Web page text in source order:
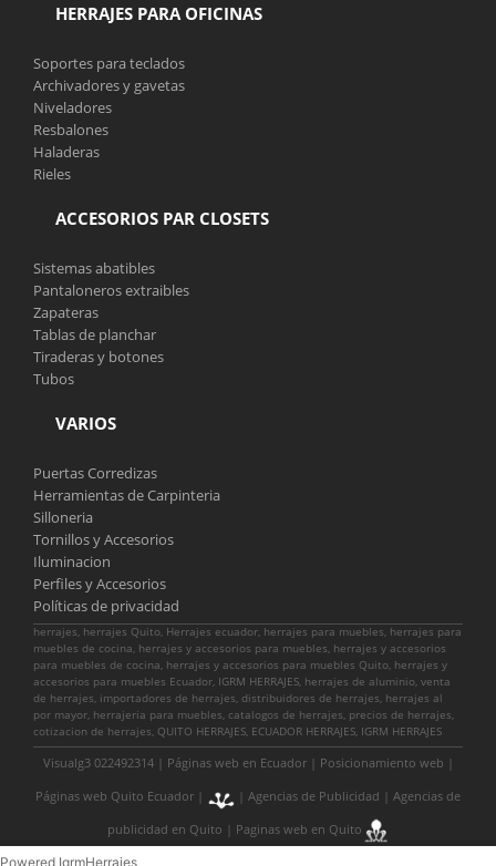
HERRAJES PARA OFICINAS
Soportes para teclados
Archivadores y gavetas
Niveladores
Resbalones
Haladeras
Rieles
ACCESORIOS PAR CLOSETS
Sistemas abatibles
Pantaloneros extraibles
Zapateras
Tablas de planchar
Tiraderas y botones
Tubos
VARIOS
Puertas Corredizas
Herramientas de Carpinteria
Silloneria
Tornillos y Accesorios
Iluminacion
Perfiles y Accesorios
Políticas de privacidad
herrajes, herrajes Quito, Herrajes ecuador, herrajes para muebles, herrajes para
muebles de cocina, herrajes y accesorios para muebles, herrajes y accesorios
para muebles de cocina, herrajes y accesorios para muebles Quito, herrajes y
accesorios para muebles Ecuador, IGRM HERRAJES, herrajes de aluminio, venta
de herrajes, importadores de herrajes, distribuidores de herrajes, herrajes al
por mayor, herrajeria para muebles, catalogos de herrajes, precios de herrajes,
cotizacion de herrajes, QUITO HERRAJES, ECUADOR HERRAJES, IGRM HERRAJES
Visualg3 022492314 | Páginas web en Ecuador| Posicionamiento web |
Páginas web Quito Ecuador | | Agencias de Publicidad | Agencias de
publicidad en Quito | Paginas web en Quito
Powered IgrmHerrajes